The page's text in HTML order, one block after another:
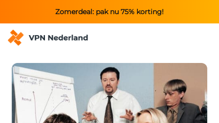
Zomerdeal: pak nu 75% korting!